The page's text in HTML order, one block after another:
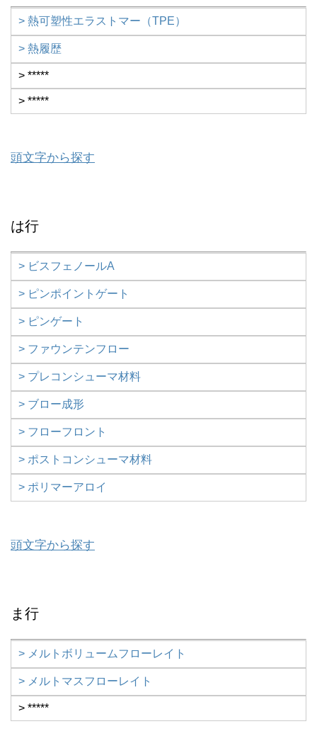
> 熱可塑性エラストマー（TPE）
> 熱履歴
> *****
> *****
頭文字から探す
は行
> ビスフェノールA
> ピンポイントゲート
> ピンゲート
> ファウンテンフロー
> プレコンシューマ材料
> ブロー成形
> フローフロント
> ポストコンシューマ材料
> ポリマーアロイ
頭文字から探す
ま行
> メルトボリュームフローレイト
> メルトマスフローレイト
> *****